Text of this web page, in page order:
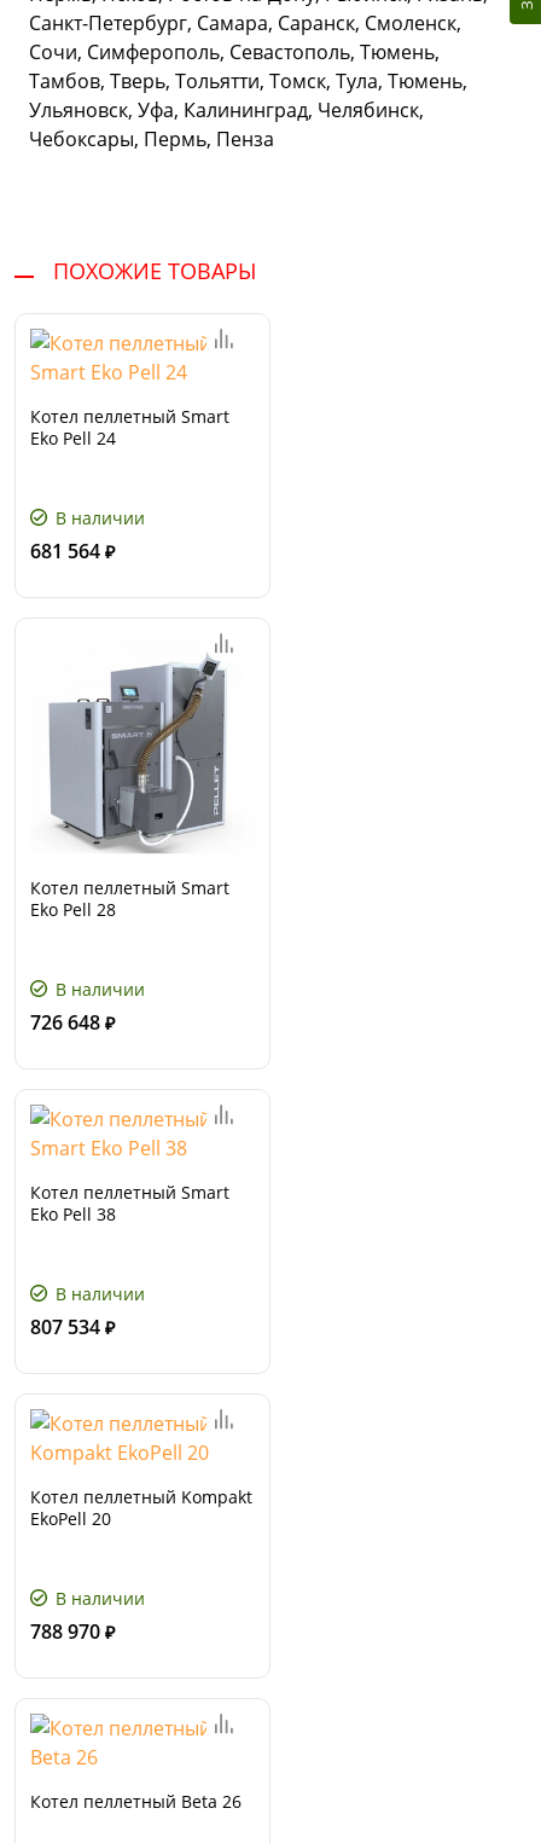
Санкт-Петербург, Самара, Саранск, Смоленск,
Сочи, Симферополь, Севастополь, Тюмень,
Тамбов, Тверь, Тольятти, Томск, Тула, Тюмень,
Ульяновск, Уфа, Калининград, Челябинск,
Чебоксары, Пермь, Пенза
ПОХОЖИЕ ТОВАРЫ
Котел пеллетный Smart
Eko Pell 24
В наличии
681 564 ₽
Котел пеллетный Smart
Eko Pell 28
В наличии
726 648 ₽
Котел пеллетный Smart
Eko Pell 38
В наличии
807 534 ₽
Котел пеллетный Kompakt
EkoPell 20
В наличии
788 970 ₽
Котел пеллетный Beta 26